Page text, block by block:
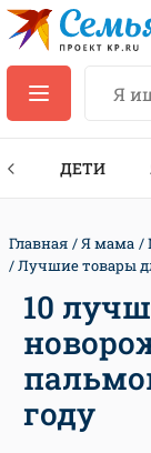
ДЕТИ
Главная Я мама
Лучшие товары
10
году